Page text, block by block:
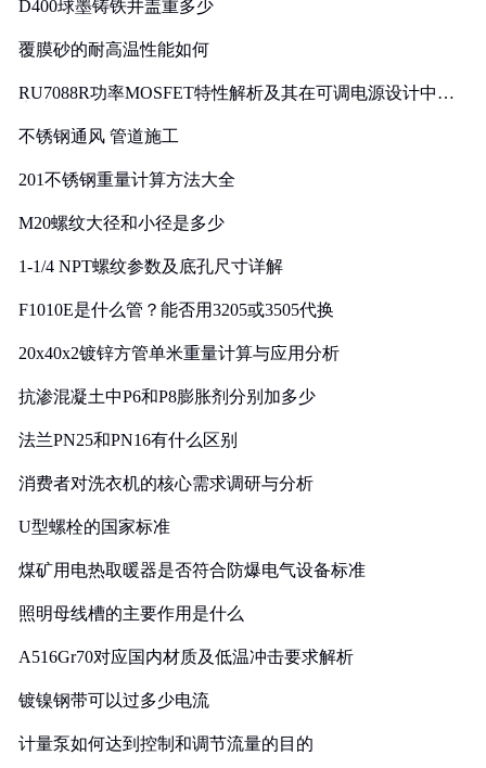
D400球墨铸铁井盖重多少
覆膜砂的耐高温性能如何
RU7088R功率MOSFET特性解析及其在可调电源设计中的
不锈钢通风 管道施工
201不锈钢重量计算方法大全
M20螺纹大径和小径是多少
1-1/4 NPT螺纹参数及底孔尺寸详解
F1010E是什么管？能否用3205或3505代换
20x40x2镀锌方管单米重量计算与应用分析
抗渗混凝土中P6和P8膨胀剂分别加多少
法兰PN25和PN16有什么区别
消费者对洗衣机的核心需求调研与分析
U型螺栓的国家标准
煤矿用电热取暖器是否符合防爆电气设备标准
照明母线槽的主要作用是什么
A516Gr70对应国内材质及低温冲击要求解析
镀镍钢带可以过多少电流
计量泵如何达到控制和调节流量的目的